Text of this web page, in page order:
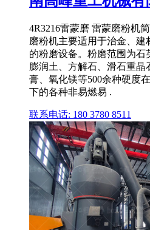
4R3216雷蒙磨 雷蒙磨粉机
磨粉机主要适用于治金、
的粉磨设备。粉磨范围为石
膨润土、方解石、滑石重
膏、氧化镁等500余种硬度
下的各种非易燃易 .
联系电话: 180 3780 8511